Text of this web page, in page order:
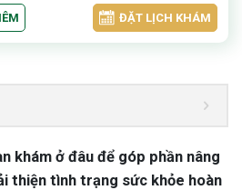
ĐẶT LỊCH KHÁM
khám ở đâu để góp phần nâng
thiện tình trạng sức khỏe hoàn